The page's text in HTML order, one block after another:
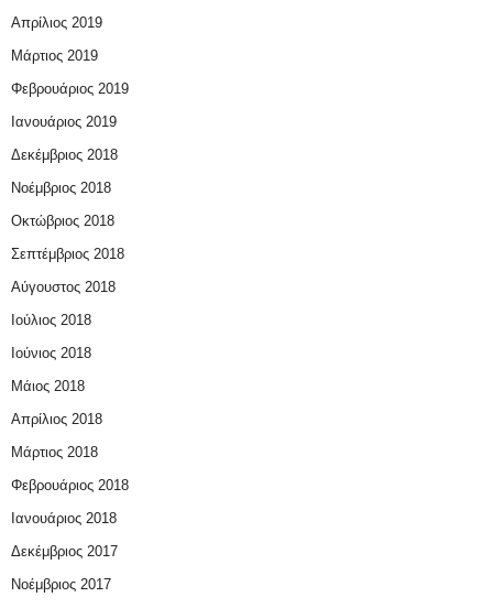
Απρίλιος 2019
Μάρτιος 2019
Φεβρουάριος 2019
Ιανουάριος 2019
Δεκέμβριος 2018
Νοέμβριος 2018
Οκτώβριος 2018
Σεπτέμβριος 2018
Αύγουστος 2018
Ιούλιος 2018
Ιούνιος 2018
Μάιος 2018
Απρίλιος 2018
Μάρτιος 2018
Φεβρουάριος 2018
Ιανουάριος 2018
Δεκέμβριος 2017
Νοέμβριος 2017